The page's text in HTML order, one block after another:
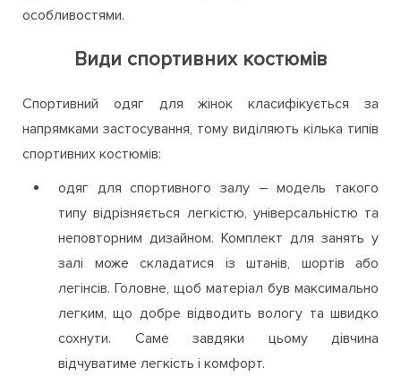
особливостями.
Види спортивних костюмів
Спортивний одяг для жінок класифікується за
напрямками застосування, тому виділяють кілька типів
спортивних костюмів:
одяг для спортивного залу – модель такого
типу відрізняється легкістю, універсальністю та
неповторним дизайном. Комплект для занять у
залі може складатися із штанів, шортів або
легінсів. Головне, щоб матеріал був максимально
легким, що добре відводить вологу та швидко
сохнути. Саме завдяки цьому дівчина
відчуватиме легкість і комфорт.